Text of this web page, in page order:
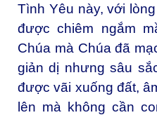
Tình Yêu này, với
được chiêm ngắm
Chúa mà Chúa đã
giản dị nhưng sâu
được vãi xuống đất,
lên mà không cần